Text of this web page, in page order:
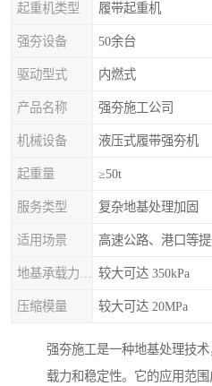
起重机类型 履带起重机
强夯设备 50余台
驱动型式 内燃式
产品名称 强夯施工公司
机械设备 液压式履带强夯机
起重量 ≥50t
服务类型 复杂地基处理加固
适用场景 高速公路、港口等
较大可达 350kPa
压缩模量 较大可达 20MPa
强夯施工是一种地基处理技
载力和稳定性。它的应用范